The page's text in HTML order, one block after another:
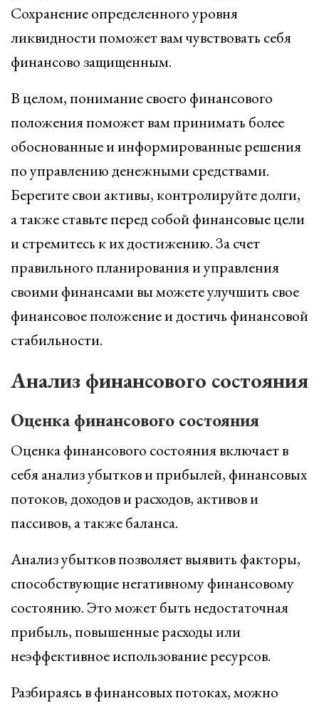
Сохранение определенного уровня
ликвидности поможет вам чувствовать себя
финансово защищенным.
В целом, понимание своего финансового
положения поможет вам принимать более
обоснованные и информированные решения
по управлению денежными средствами.
Берегите свои активы, контролируйте долги,
а также ставьте перед собой финансовые цели
и стремитесь к их достижению. За счет
правильного планирования и управления
своими финансами вы можете улучшить свое
финансовое положение и достичь финансовой
стабильности.
Анализ финансового состояния
Оценка финансового состояния
Оценка финансового состояния включает в
себя анализ убытков и прибылей, финансовых
потоков, доходов и расходов, активов и
пассивов, а также баланса.
Анализ убытков позволяет выявить факторы,
способствующие негативному финансовому
состоянию. Это может быть недостаточная
прибыль, повышенные расходы или
неэффективное использование ресурсов.
Разбираясь в финансовых потоках, можно